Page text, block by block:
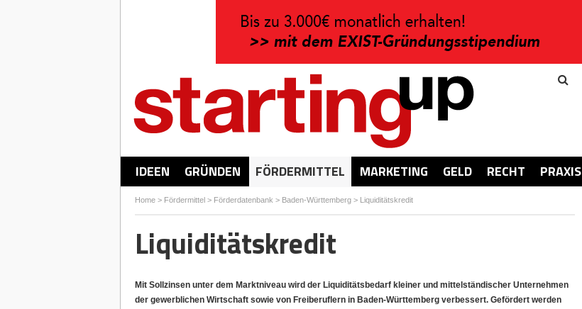
IDEEN GRÜNDEN FÖRDERMITTEL MARKETING GELD RECHT PRAXIS
Home> Fördermittel> Förderdatenbank > Baden-Württemberg> Liquiditätskredit
Liquiditätskredit
Mit Sollzinsen unter dem Marktniveau wird der Liquiditätsbedarf kleiner und mittelständischer Unternehmen
der gewerblichen Wirtschaft sowie von Freiberuflern in Baden-Württemberg verbessert. Gefördert werden